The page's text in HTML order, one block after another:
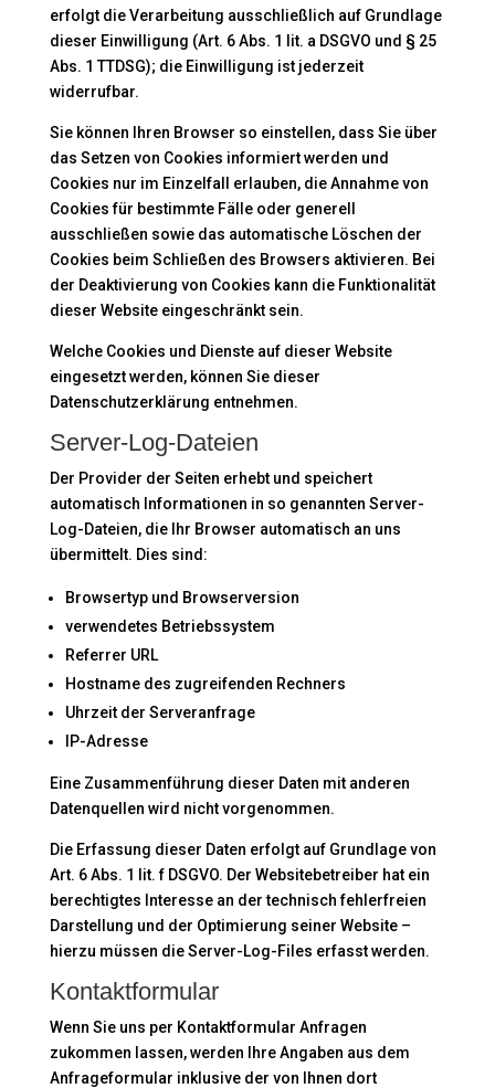
erfolgt die Verarbeitung ausschließlich auf Grundlage
dieser Einwilligung (Art. 6 Abs. 1 lit. a DSGVO und § 25
Abs. 1 TTDSG); die Einwilligung ist jederzeit
widerrufbar.
Sie können Ihren Browser so einstellen, dass Sie über
das Setzen von Cookies informiert werden und
Cookies nur im Einzelfall erlauben, die Annahme von
Cookies für bestimmte Fälle oder generell
ausschließen sowie das automatische Löschen der
Cookies beim Schließen des Browsers aktivieren. Bei
der Deaktivierung von Cookies kann die Funktionalität
dieser Website eingeschränkt sein.
Welche Cookies und Dienste auf dieser Website
eingesetzt werden, können Sie dieser
Datenschutzerklärung entnehmen.
Server-Log-Dateien
Der Provider der Seiten erhebt und speichert
automatisch Informationen in so genannten Server-
Log-Dateien, die Ihr Browser automatisch an uns
übermittelt. Dies sind:
Browsertyp und Browserversion
verwendetes Betriebssystem
Referrer URL
Hostname des zugreifenden Rechners
Uhrzeit der Serveranfrage
IP-Adresse
Eine Zusammenführung dieser Daten mit anderen
Datenquellen wird nicht vorgenommen.
Die Erfassung dieser Daten erfolgt auf Grundlage von
Art. 6 Abs. 1 lit. f DSGVO. Der Websitebetreiber hat ein
berechtigtes Interesse an der technisch fehlerfreien
Darstellung und der Optimierung seiner Website –
hierzu müssen die Server-Log-Files erfasst werden.
Kontaktformular
Wenn Sie uns per Kontaktformular Anfragen
zukommen lassen, werden Ihre Angaben aus dem
Anfrageformular inklusive der von Ihnen dort